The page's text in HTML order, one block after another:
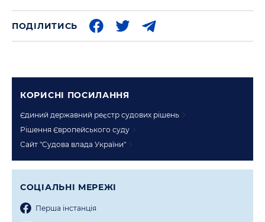
ПОДІЛИТИСЬ
КОРИСНI ПОСИЛАННЯ
Єдиний державний реєстр судових рішень
Рішення Європейського суду
Сайт "Судова влада України"
СОЦIАЛЬНI МЕРЕЖI
Перша iнстанцiя